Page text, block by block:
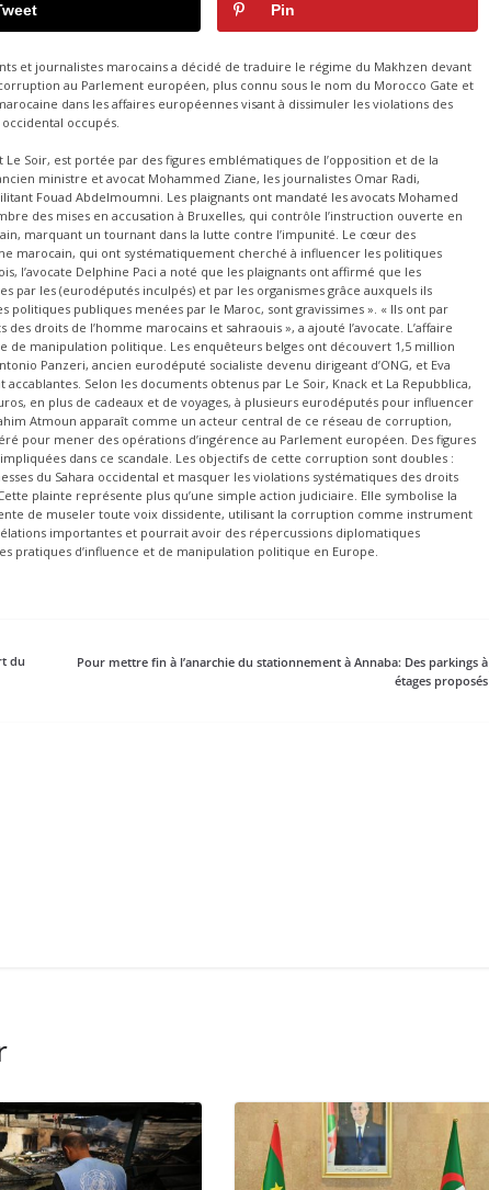
Pin
et journalistes marocains a décidé de traduire le régime du Makhzen devant
au Parlement européen, plus connu sous le nom du Morocco Gate et
dans les affaires européennes visant à dissimuler les violations des
occupés.
Soir, est portée par des figures emblématiques de l’opposition et de la
ministre et avocat Mohammed Ziane, les journalistes Omar Radi,
Fouad Abdelmoumni. Les plaignants ont mandaté les avocats Mohamed
des mises en accusation à Bruxelles, qui contrôle l’instruction ouverte en
marquant un tournant dans la lutte contre l’impunité. Le cœur des
marocain, qui ont systématiquement cherché à influencer les politiques
l’avocate Delphine Paci a noté que les plaignants ont affirmé que les
par les (eurodéputés inculpés) et par les organismes grâce auxquels ils
politiques publiques menées par le Maroc, sont gravissimes ». « Ils ont par
droits de l’homme marocains et sahraouis », a ajouté l’avocate. L’affaire
de manipulation politique. Les enquêteurs belges ont découvert 1,5 million
Panzeri, ancien eurodéputé socialiste devenu dirigeant d’ONG, et Eva
Selon les documents obtenus par Le Soir, Knack et La Repubblica,
en plus de cadeaux et de voyages, à plusieurs eurodéputés pour influencer
Atmoun apparaît comme un acteur central de ce réseau de corruption,
pour mener des opérations d’ingérence au Parlement européen. Des figures
dans ce scandale. Les objectifs de cette corruption sont doubles :
du Sahara occidental et masquer les violations systématiques des droits
plainte représente plus qu’une simple action judiciaire. Elle symbolise la
de museler toute voix dissidente, utilisant la corruption comme instrument
importantes et pourrait avoir des répercussions diplomatiques
pratiques d’influence et de manipulation politique en Europe.
du
Pour mettre fin à l’anarchie du stationnement à Annaba: Des parkings à
étages proposés